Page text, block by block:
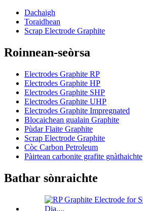
Dachaigh
Toraidhean
Scrap Electrode Graphite
Roinnean-seòrsa
Electrodes Graphite RP
Electrodes Graphite HP
Electrodes Graphite SHP
Electrodes Graphite UHP
Electrodes Graphite Impregnated
Blocaichean gualain Graphite
Pùdar Flaite Graphite
Scrap Electrode Graphite
Còc Carbon Petroleum
Pàirtean carbonite grafite gnàthaichte
Bathar sònraichte